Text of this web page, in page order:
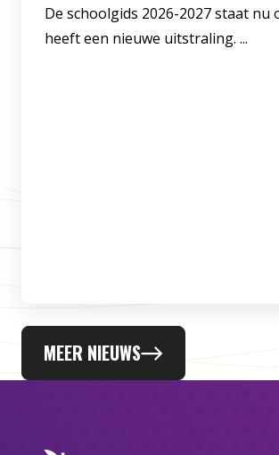
De schoolgids 2026-2027 staat nu
heeft een nieuwe uitstraling. ...
MEER NIEUWS